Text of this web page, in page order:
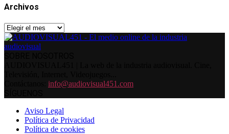
Archivos
Archivos
info@audiovisual451.com
Aviso Legal
Política de Privacidad
Política de cookies